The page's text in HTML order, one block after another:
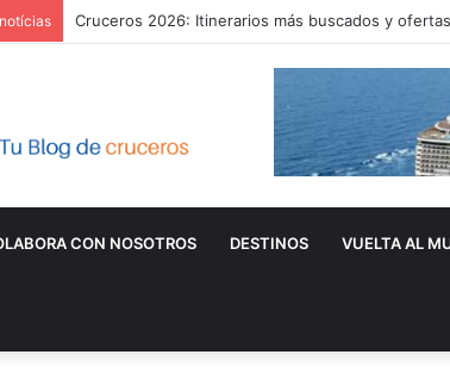
Cruceros 2026: Itinerarios más buscados y
CON NOSOTROS DESTINOS VUELTA AL